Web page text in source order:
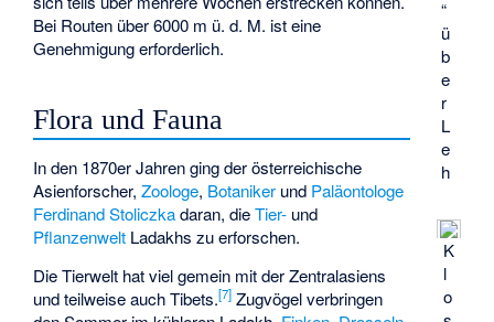
“
ü
b
e
r
L
e
h
K
l
o
Bei Routen über 6000 m ü. d. M. ist eine
Genehmigung erforderlich.
Flora und Fauna
In den 1870er Jahren ging der österreichische
Asienforscher,Zoologe, Botaniker und Paläontologe
Ferdinand Stoliczkadaran, dieTier- und
Pflanzenwelt Ladakhs zu erforschen.
Die Tierwelt hat viel gemein mit der Zentralasiens
und teilweise auch Tibets.[7] Zugvögel verbringen